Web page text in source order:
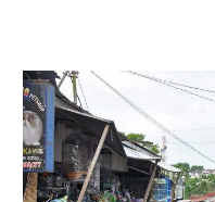
À
Malang
:
marché
aux